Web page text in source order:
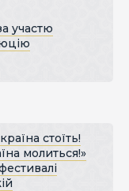
участю
стоїть!
молиться!»